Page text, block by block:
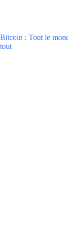
Bitcoin : Tout le
tout